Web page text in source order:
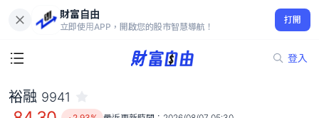
財富自由
立即使用APP，開啟您的股市智慧導航！
打開
登入
84.30
2.93%
裕融 9941